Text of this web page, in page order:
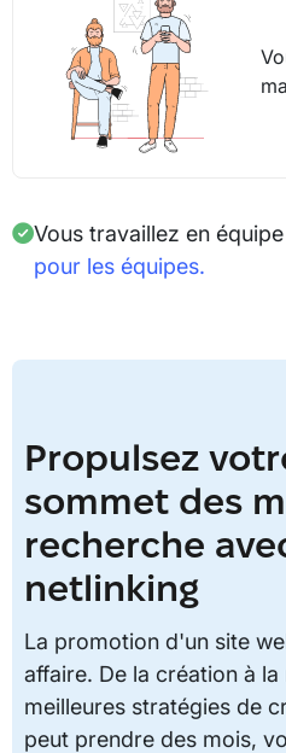
Vous travaillez en
pour les équipes.
Propulsez
sommet des
recherche
netlinking
La promotion d'un site
affaire. De la création à
meilleures stratégies de
peut prendre des mois,